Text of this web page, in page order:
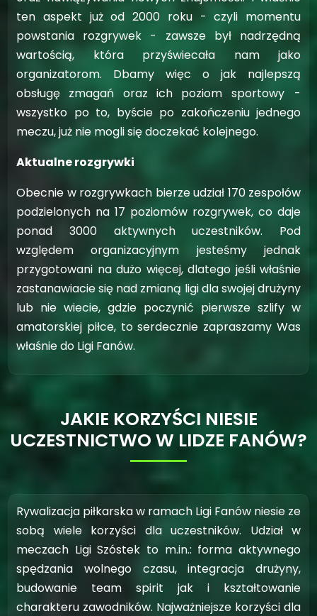
ten aspekt już od 2000 roku - czyli momentu
powstania rozgrywek - zawsze był nadrzędną
wartością, która przyświecała nam jako
organizatorom. Dbamy więc o jak najlepszą
obsługę zmagań oraz ich poziom sportowy -
wszystko po to, byście po zakończeniu jednego
meczu, już nie mogli się doczekać kolejnego.
Aktualne rozgrywki
Obecnie w rozgrywkach bierze udział 170 zespołów
podzielonych na 17 poziomów rozgrywek, co daje
ponad 3000 aktywnych uczestników. Pod
względem organizacyjnym jesteśmy jednak
przygotowani na dużo więcej, dlatego jeśli właśnie
zastanawiacie się nad zmianą ligi dla swojej drużyny
lub nie wiecie, gdzie poczynić pierwsze szlify w
amatorskiej piłce, to serdecznie zapraszamy Was
właśnie do Ligi Fanów.
JAKIE KORZYŚCI NIESIE
UCZESTNICTWO W LIDZE FANÓW?
Rywalizacja piłkarska w ramach Ligi Fanów niesie ze
sobą wiele korzyści dla uczestników. Udział w
meczach Ligi Szóstek to m.in.: forma aktywnego
spędzania wolnego czasu, integracja drużyny,
budowanie team spirit jak i kształtowanie
charakteru zawodników. Najważniejsze korzyści dla